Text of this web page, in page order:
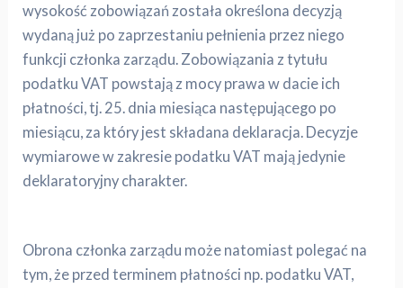
wysokość zobowiązań została określona decyzją
wydaną już po zaprzestaniu pełnienia przez niego
funkcji członka zarządu. Zobowiązania z tytułu
podatku VAT powstają z mocy prawa w dacie ich
płatności, tj. 25. dnia miesiąca następującego po
miesiącu, za który jest składana deklaracja. Decyzje
wymiarowe w zakresie podatku VAT mają jedynie
deklaratoryjny charakter.
Obrona członka zarządu może natomiast polegać na
tym, że przed terminem płatności np. podatku VAT,